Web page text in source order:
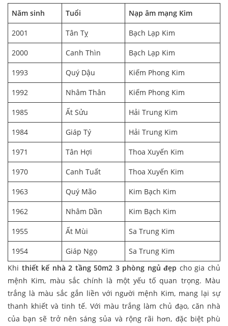
Năm sinh Tuổi Nạp âm mạng Kim
2001 Tân Tỵ Bạch Lạp Kim
2000 Canh Thìn Bạch Lạp Kim
1993 Quý Dậu Kiếm Phong Kim
1992 Nhâm Thân Kiếm Phong Kim
1985 Ất Sửu Hải Trung Kim
1984 Giáp Tý Hải Trung Kim
1971 Tân Hợi Thoa Xuyến Kim
1970 Canh Tuất Thoa Xuyến Kim
1963 Quý Mão Kim Bạch Kim
1962 Nhâm Dần Kim Bạch Kim
1955 Ất Mùi Sa Trung Kim
1954 Giáp Ngọ
Sa Trung Kim
Khi thiết kế nhà 2 tầng 50m2 3 phòng ngủ đẹp cho gia chủ
mệnh Kim, màu sắc chính là một yếu tố quan trọng. Màu
trắng là màu sắc gắn liền với người mệnh Kim, mang lại sự
thanh khiết và tinh tế. Với màu trắng làm chủ đạo, căn nhà
của bạn sẽ trở nên sáng sủa và rộng rãi hơn, đặc biệt phù